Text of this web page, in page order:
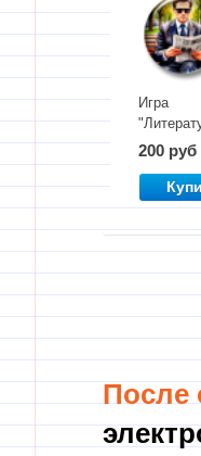
Игра
шпион"
200 руб
После